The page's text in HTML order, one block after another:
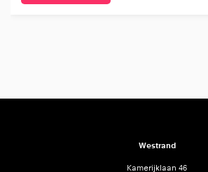
Westrand
Kamerijklaan 46